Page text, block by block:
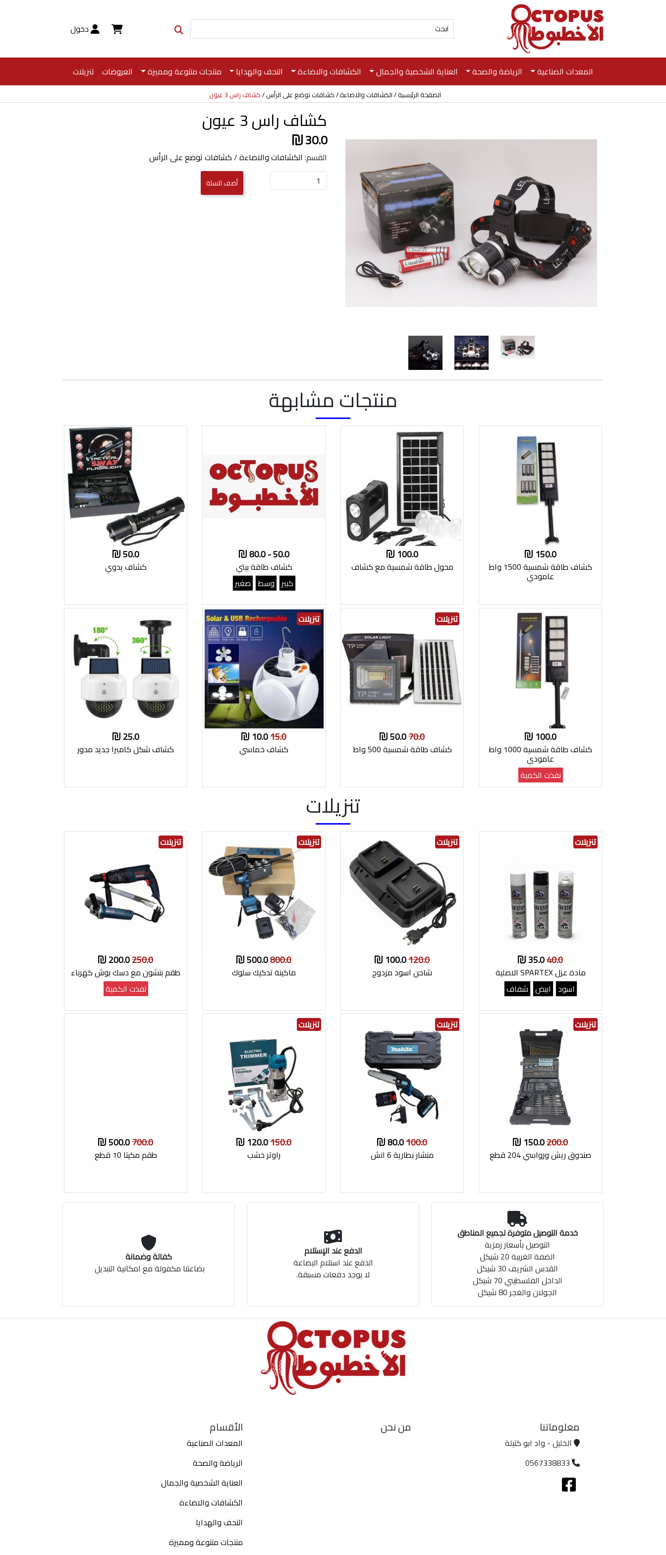
دخول
المعدات الصناعية الرياضة والصحة العناية الشخصية والجمال الكشافات والاضاءة التحف والهدايا منتجات متنوعة ومميزة العروضات تنزيلات
الصفحة الرئيسية الكشافات والاضاءة كشافات توضع على الرأس كشاف راس 3 عيون
كشاف راس 3 عيون
30.0
القسم: الكشافات والاضاءة/كشافات توضع على الرأس
منتجات مشابهة
150.0
كشاف طاقة شمسية 1500 واط
عامودي
100.0
محول طاقة شمسية مع كشاف
50.0 - 80.0
كشاف طاقة بيتي
كبير وسط صغير
50.0
كشاف يدوي
100.0
كشاف طاقة شمسية 1000 واط
عامودي
نفذت الكمية
تنزيلات
70.0
كشاف طاقة شمسية 500 واط
تنزيلات
15.0
كشاف خماسي
25.0
كشاف شكل كاميرا جديد مدور
تنزيلات
تنزيلات
40.0
مادة عزل SPARTEX الاصلية
اسود ابيض شفاف
تنزيلات
120.0
شاحن اسود مزدوج
تنزيلات
800.0
ماكينة تدكيك سلوك
تنزيلات
250.0
طقم بتشون مع دسك بوش كهرباء
نفذت الكمية
تنزيلات
200.0
صندوق ريش ورواسي 204 قطع
تنزيلات
100.0
منشار بطارية 6 انش
تنزيلات
150.0
راوتر خشب
700.0
طقم مكيتا 10 قطع
خدمة التوصيل متوفرة لجميع المناطق
التوصيل بأسعار رمزية
الضفة الغربية 20 شيكل
القدس الشريف 30 شيكل
الداخل الفلسطيني 70 شيكل
الجولان والغجر 80 شيكل
الدفع عند الإستلام
الدفع عند استلام البضاعة
لا يوجد دفعات مسبقة.
كفالة وضمانة
بضاعتنا مكفولة مع امكانية التبديل
معلوماتنا
الخليل - واد ابو كتيلة
0567338833
من نحن الأقسام
المعدات الصناعية
الرياضة والصحة
العناية الشخصية والجمال
الكشافات والاضاءة
التحف والهدايا
منتجات متنوعة ومميزة